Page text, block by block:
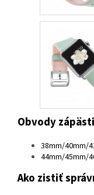
Obvody
38mm/40mm/
44mm/45mm/
Ako zistiť